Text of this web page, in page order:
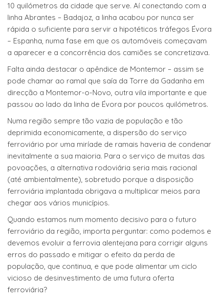
10 quilómetros da cidade que serve. Aí conectando com a
linha Abrantes – Badajoz, a linha acabou por nunca ser
rápida o suficiente para servir a hipotéticos tráfegos Évora
– Espanha, numa fase em que os automóveis começavam
a aparecer e a concorrência dos camiões se concretizava.
Falta ainda destacar o apêndice de Montemor – assim se
pode chamar ao ramal que saía da Torre da Gadanha em
direcção a Montemor-o-Novo, outra vila importante e que
passou ao lado da linha de Évora por poucos quilómetros.
Numa região sempre tão vazia de população e tão
deprimida economicamente, a dispersão do serviço
ferroviário por uma miríade de ramais haveria de condenar
inevitalmente a sua maioria. Para o serviço de muitas das
povoações, a alternativa rodoviária seria mais racional
(até ambientalmente), sobretudo porque a disposição
ferroviária implantada obrigava a multiplicar meios para
chegar aos vários municípios.
Quando estamos num momento decisivo para o futuro
ferroviário da região, importa perguntar: como podemos e
devemos evoluir a ferrovia alentejana para corrigir alguns
erros do passado e mitigar o efeito da perda de
população, que continua, e que pode alimentar um ciclo
vicioso de desinvestimento de uma futura oferta
ferroviária?